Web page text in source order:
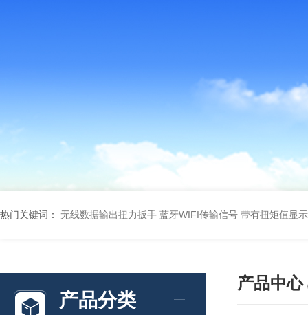
热门关键词： 无线数据输出扭力扳手 蓝牙WIFI传输信号 带有扭矩值显
产品分类
产品中心